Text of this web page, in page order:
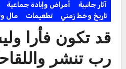
آثار جانبية أمراض وإبادة جماعية
تاريخ وخط زمني
تطعيمات مال
قد تكون فأرا
رب تنشر